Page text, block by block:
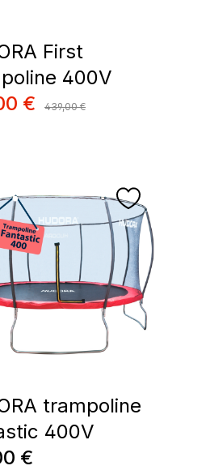
First
400V
vente :
€ Prix régulier :
439,00 €
trampoline
400V
:
€